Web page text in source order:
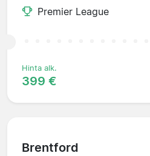
Premier League
Hinta alk.
399 €
Brentford